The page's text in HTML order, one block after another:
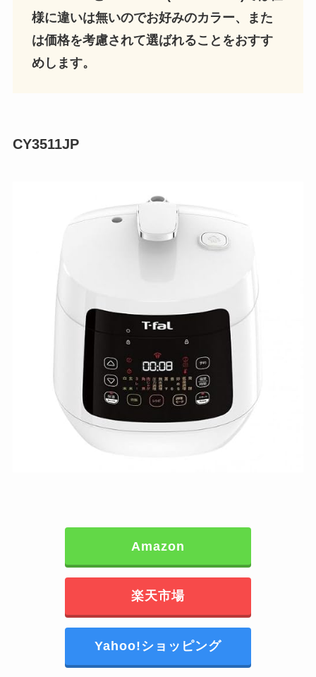
様に違いは無いのでお好みのカラー、また
は価格を考慮されて選ばれることをおすす
めします。
CY3511JP
Amazon
楽天市場
Yahoo!ショッピング